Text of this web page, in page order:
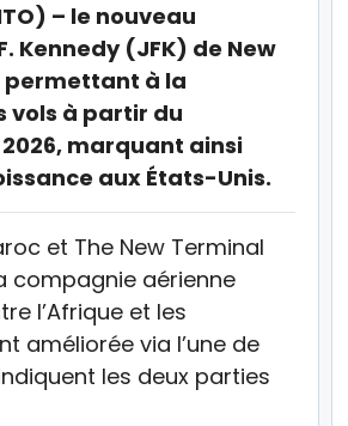
– le nouveau
Kennedy (JFK) de New
à la
vols à partir du
marquant ainsi
aux États-Unis.
et The New Terminal
compagnie aérienne
l’Afrique et les
améliorée via l’une de
les deux parties